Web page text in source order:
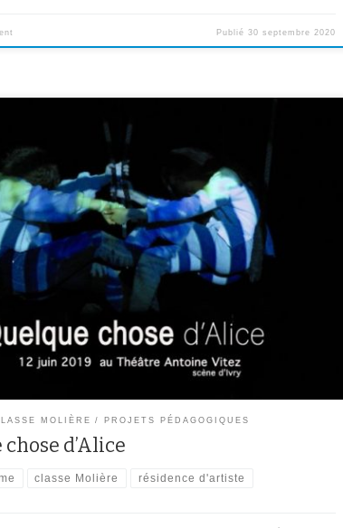
Publié30 septembre 2020
année, quatre classes du collège Molière (6ème, 5ème et classe
à un projet d’envergure avec la compagnie Quatre Ailes qui
Antoine Vitez et était en résidence dans notre collège.
des installations sonores et plastiques, […]
MOLIÈRE PROJETS PÉDAGOGIQUES
d’Alice
classe Molière résidence d'artiste